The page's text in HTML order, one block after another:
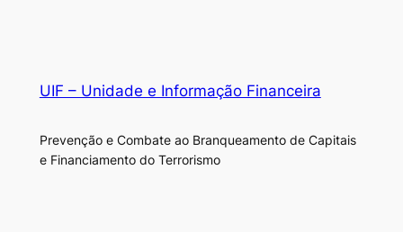
UIF – Unidade e Informação Financeira
Prevenção e Combate ao Branqueamento de Capitais
e Financiamento do Terrorismo